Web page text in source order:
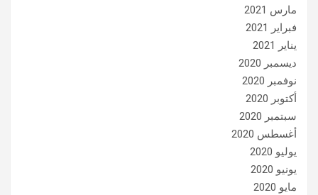
مارس 2021
فبراير 2021
يناير 2021
ديسمبر 2020
نوفمبر 2020
أكتوبر 2020
سبتمبر 2020
أغسطس 2020
يوليو 2020
يونيو 2020
مايو 2020